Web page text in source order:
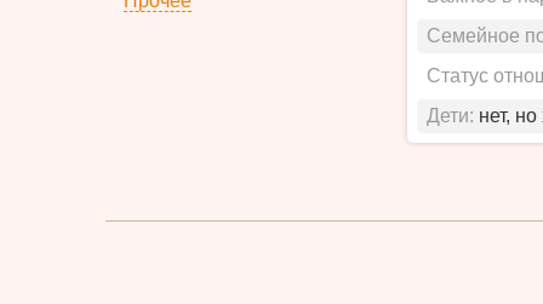
Семейное
Статус
Дети: нет,